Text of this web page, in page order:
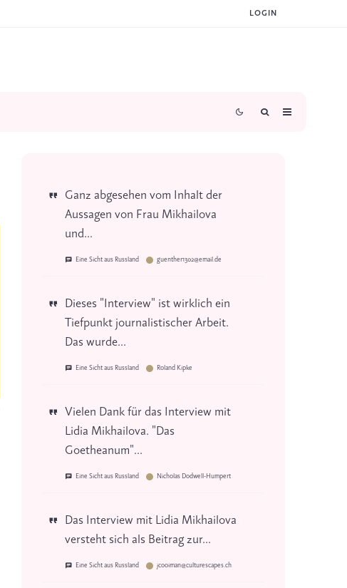
LOGIN
Ganz abgesehen vom Inhalt der
Aussagen von Frau Mikhailova
und...
Eine Sicht aus Russland guenther1302@email.de
Dieses "Interview" ist wirklich ein
Tiefpunkt journalistischer Arbeit.
Das wurde...
Eine Sicht aus Russland Roland Kipke
Vielen Dank für das Interview mit
Lidia Mikhailova. "Das
Goetheanum"...
Eine Sicht aus Russland Nicholas Dodwell-Humpert
Das Interview mit Lidia Mikhailova
versteht sich als Beitrag zur...
Eine Sicht aus Russland jcooiman@culturescapes.ch